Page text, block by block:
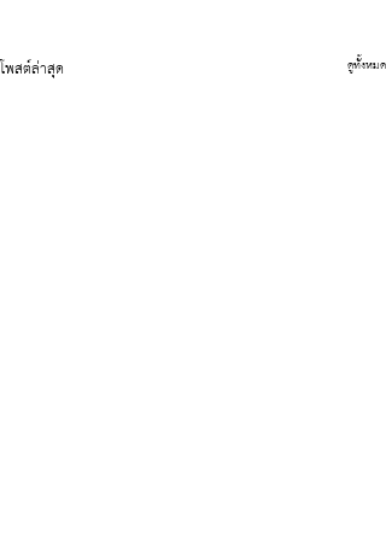
โพสต์ล่าสุด ดูทั้งหมด